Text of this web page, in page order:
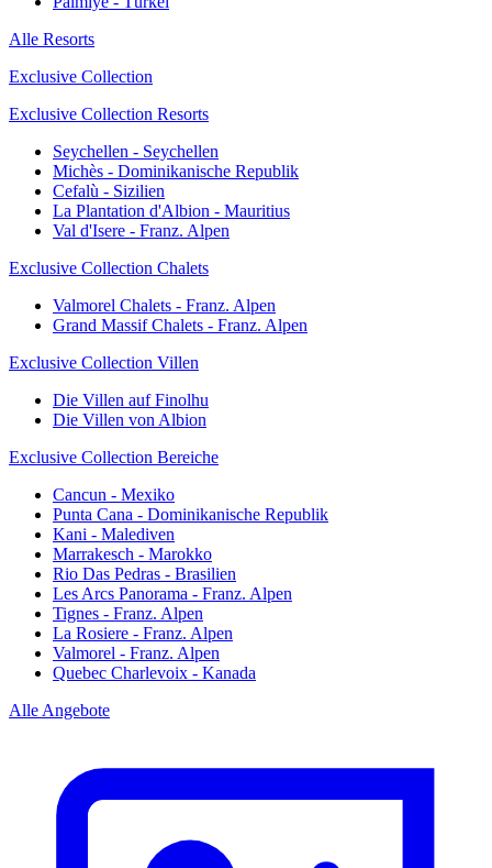
Alle Resorts
Exclusive Collection
Exclusive Collection Resorts
Seychellen - Seychellen
Michès - Dominikanische Republik
Cefalù - Sizilien
La Plantation d'Albion - Mauritius
Val d'Isere - Franz. Alpen
Exclusive Collection Chalets
Valmorel Chalets - Franz. Alpen
Grand Massif Chalets - Franz. Alpen
Exclusive Collection Villen
Die Villen auf Finolhu
Die Villen von Albion
Exclusive Collection Bereiche
Cancun - Mexiko
Punta Cana - Dominikanische Republik
Kani - Malediven
Marrakesch - Marokko
Rio Das Pedras - Brasilien
Les Arcs Panorama - Franz. Alpen
Tignes - Franz. Alpen
La Rosiere - Franz. Alpen
Valmorel - Franz. Alpen
Quebec Charlevoix - Kanada
Alle Angebote